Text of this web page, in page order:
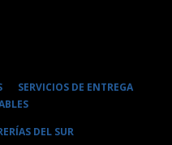
SERVICIOS DE ENTREGA
DEL SUR